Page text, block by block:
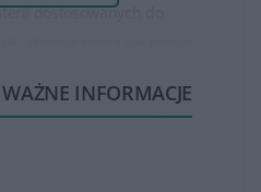
dostosowanych do
INFORMACJE